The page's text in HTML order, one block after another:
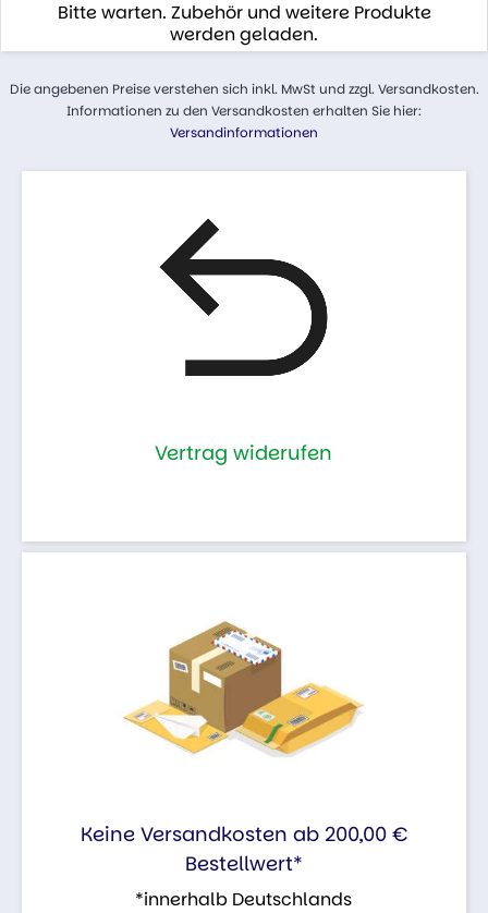
Bitte warten. Zubehör und weitere Produkte
werden geladen.
Die angebenen Preise verstehen sich inkl. MwSt und zzgl. Versandkosten.
Informationen zu den Versandkosten erhalten Sie hier:
Versandinformationen
Vertrag widerufen
Keine Versandkosten ab 200,00 €
Bestellwert*
*innerhalb Deutschlands